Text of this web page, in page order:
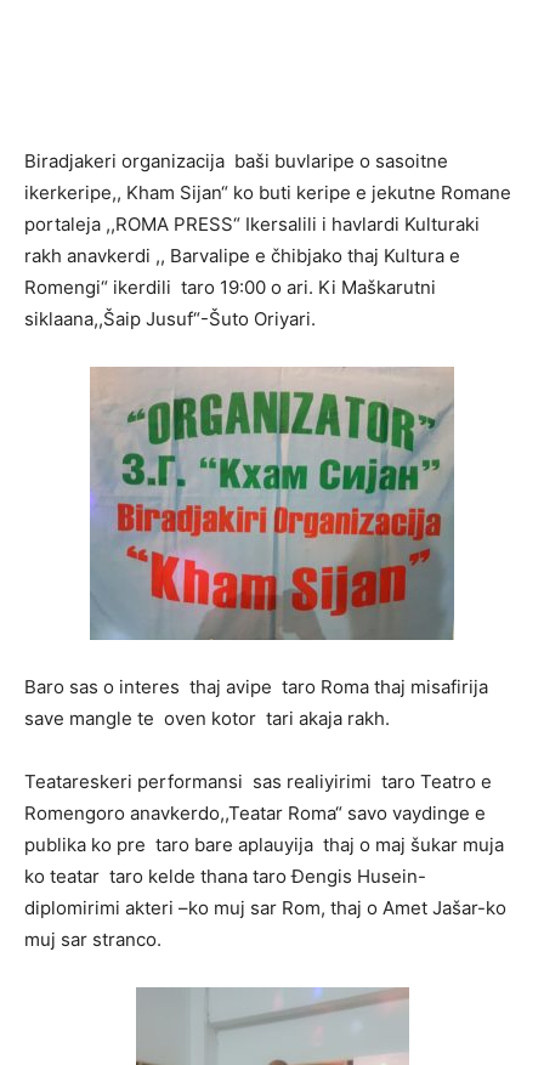
Biradjakeri organizacija baši buvlaripe o sasoitne
ikerkeripe,, Kham Sijan“ ko buti keripe e jekutne Romane
portaleja ,,ROMA PRESS“ Ikersalili i havlardi Kulturaki
rakh anavkerdi ,, Barvalipe e čhibjako thaj Kultura e
Romengi“ ikerdili taro 19:00 o ari. Ki Maškarutni
siklaana,,Šaip Jusuf“-Šuto Oriyari.
Baro sas o interes thaj avipe taro Roma thaj misafirija
save mangle te oven kotor tari akaja rakh.
Teatareskeri performansi sas realiyirimi taro Teatro e
Romengoro anavkerdo,,Teatar Roma“ savo vaydinge e
publika ko pre taro bare aplauyija thaj o maj šukar muja
ko teatar taro kelde thana taro Đengis Husein-
diplomirimi akteri –ko muj sar Rom, thaj o Amet Jašar-ko
muj sar stranco.